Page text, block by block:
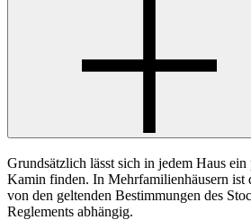
Grundsätzlich lässt sich in jedem Haus ein
Kamin finden. In Mehrfamilienhäusern ist
von den geltenden Bestimmungen des
Reglements abhängig.